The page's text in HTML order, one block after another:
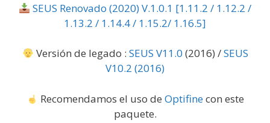
SEUS Renovado (2020) V.1.0.1 [1.11.2 / 1.12.2 /
1.13.2 / 1.14.4 / 1.15.2/ 1.16.5]
Versión de legado : SEUS V11.0 (2016) /SEUS
V10.2 (2016)
Recomendamos el uso de Optifinecon este
paquete.